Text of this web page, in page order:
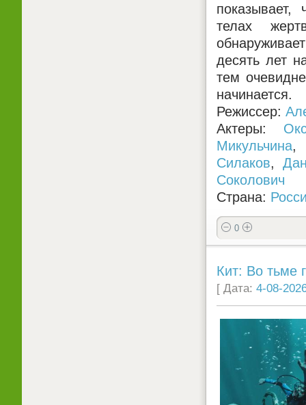
телах
десять лет
тем
начинается.
Режиссер:
Актеры:
Микульчина
Силаков,
Соколович
Страна:
0
Кит: Во тьме
[ Дата: 4-08-